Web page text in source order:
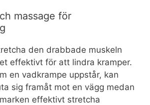
massage för
den drabbade muskeln
effektivt för att lindra kramper.
en vadkrampe uppstår, kan
sig framåt mot en vägg medan
effektivt stretcha